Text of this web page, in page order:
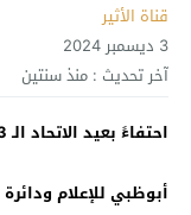
قناة الأثير
3 ديسمبر 2024
آخر تحديث : منذ سنتين
احتفاءً بعيد الاتحاد الـ 53
أبوظبي للإعلام ودائرة